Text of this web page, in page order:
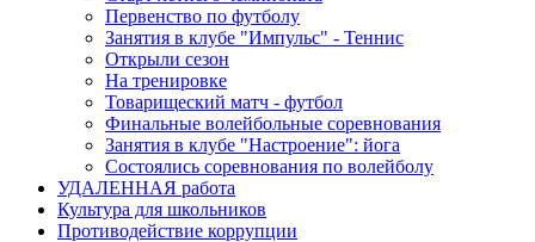
Первенство по футболу
Занятия в клубе "Импульс" - Теннис
Открыли сезон
На тренировке
Товарищеский матч - футбол
Финальные волейбольные соревнования
Занятия в клубе "Настроение": йога
Состоялись соревнования по волейболу
УДАЛЕННАЯ работа
Культура для школьников
Противодействие коррупции